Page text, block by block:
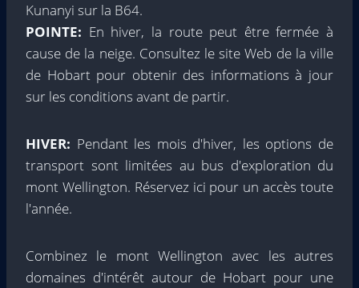
Kunanyi sur la B64.
POINTE: En hiver, la route peut être fermée à
cause de la neige. Consultez le site Web de la ville
de Hobart pour obtenir des informations à jour
sur les conditions avant de partir.
HIVER: Pendant les mois d'hiver, les options de
transport sont limitées au bus d'exploration du
mont Wellington. Réservez ici pour un accès toute
l'année.
Combinez le mont Wellington avec les autres
domaines d'intérêt autour de Hobart pour une